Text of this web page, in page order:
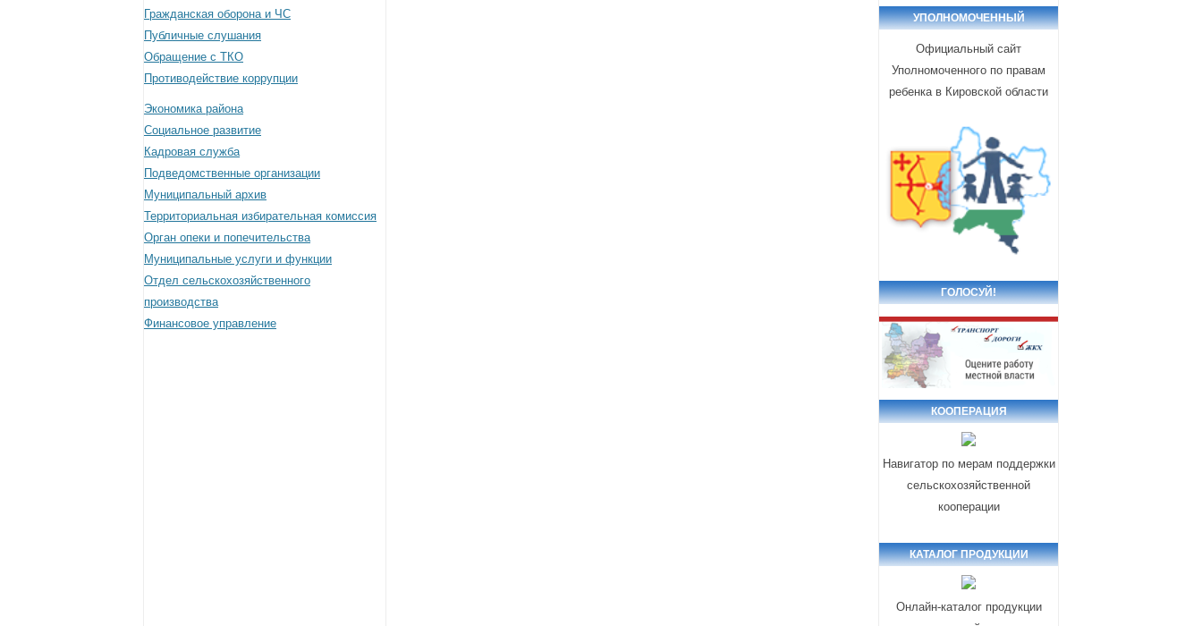
Гражданская оборона и ЧС
Публичные слушания
Обращение с ТКО
Противодействие коррупции
Экономика района
Социальное развитие
Кадровая служба
Подведомственные организации
Муниципальный архив
Территориальная избирательная комиссия
Орган опеки и попечительства
Муниципальные услуги и функции
Отдел сельскохозяйственного
производства
Финансовое управление
УПОЛНОМОЧЕННЫЙ
Официальный сайт
Уполномоченного по правам
ребенка в Кировской области
ГОЛОСУЙ!
КООПЕРАЦИЯ
Навигатор по мерам поддержки
сельскохозяйственной
кооперации
КАТАЛОГ ПРОДУКЦИИ
Онлайн-каталог продукции